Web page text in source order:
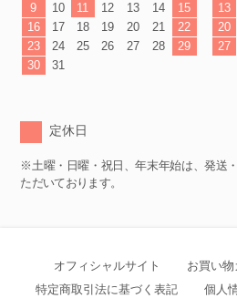
9
10 11 12 13 14
15
16
17 18 19 20 21
22
23
24 25 26 27 28
29
30
31
13
20
27
定休日
※土曜・日曜・祝日、年末年始は、発送
ただいております。
オフィシャルサイト お買い物
特定商取引法に基づく表記
個人